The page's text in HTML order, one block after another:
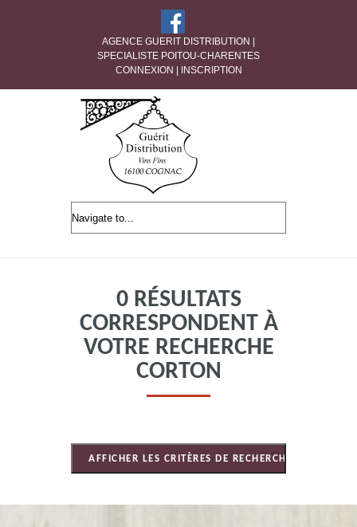
AGENCE GUERIT DISTRIBUTION |
SPECIALISTE POITOU-CHARENTES
CONNEXION
INSCRIPTION
0 RÉSULTATS
CORRESPONDENT À
VOTRE RECHERCHE
CORTON